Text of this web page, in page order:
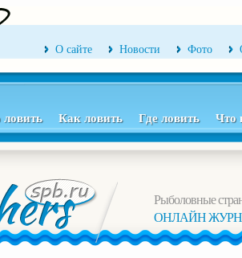
О сайте Новости Фото
ловить Как ловить Где ловить Что
Рыболовные
ОНЛАЙН